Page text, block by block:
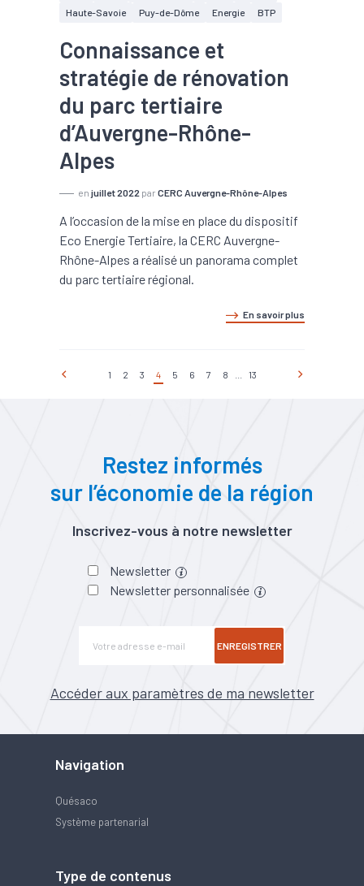
Haute-Savoie
Puy-de-Dôme Energie BTP
Connaissance et
stratégie de rénovation
du parc tertiaire
d’Auvergne-Rhône-
Alpes
en juillet 2022 par CERC Auvergne-Rhône-Alpes
A l’occasion de la mise en place du dispositif
Eco Energie Tertiaire, la CERC Auvergne-
Rhône-Alpes a réalisé un panorama complet
du parc tertiaire régional.
En savoir plus
1 2 3 4 5 6 7 8 13
Restez informés
sur l’économie de la région
Inscrivez-vous à notre newsletter
Newsletter
Newsletter personnalisée
ENREGISTRER
Accéder aux paramètres de ma newsletter
Navigation
Quésaco
Système partenarial
Type de contenus